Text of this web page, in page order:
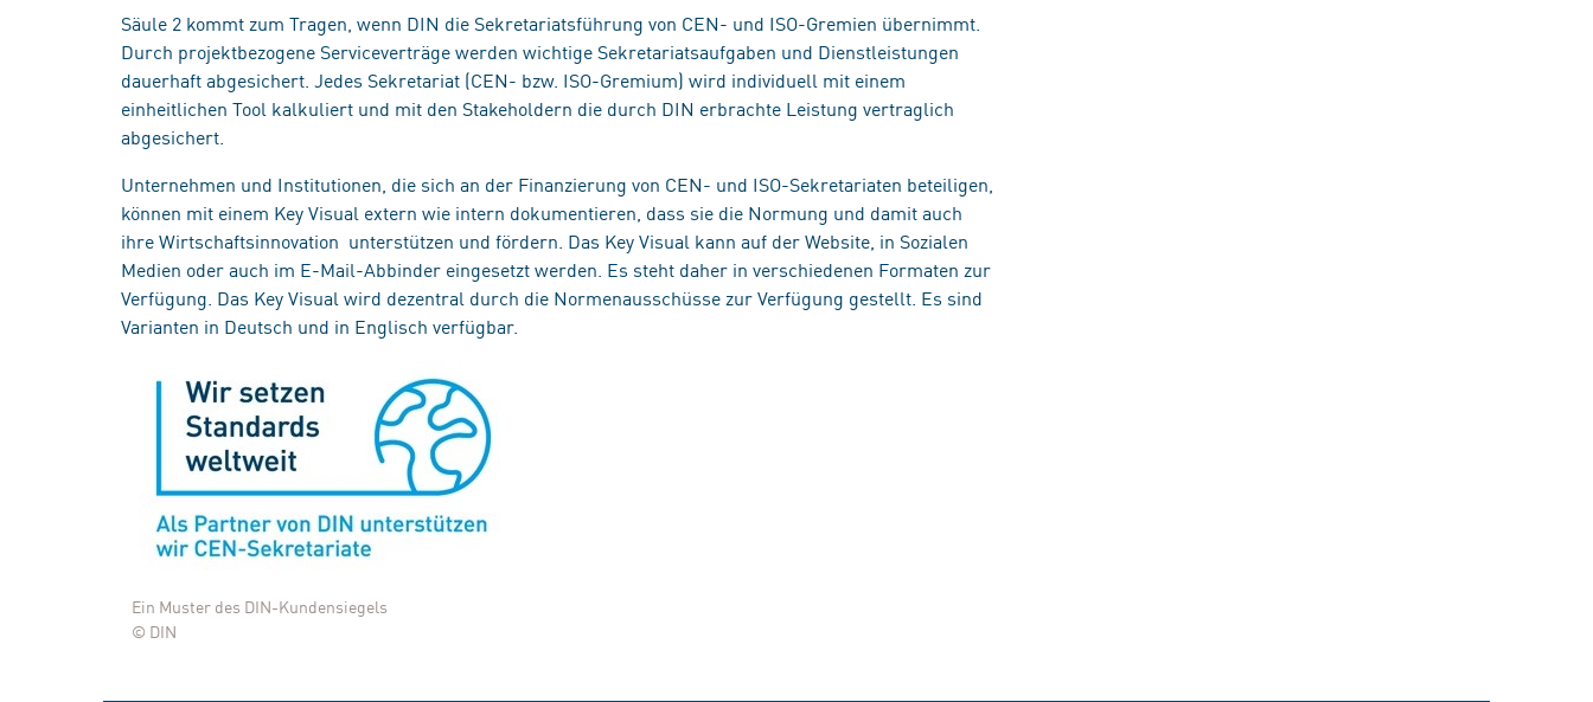
Säule 2 kommt zum Tragen, wenn DIN die Sekretariatsführung von CEN- und ISO-Gremien übernimmt.
Durch projektbezogene Serviceverträge werden wichtige Sekretariatsaufgaben und Dienstleistungen
dauerhaft abgesichert. Jedes Sekretariat (CEN- bzw. ISO-Gremium) wird individuell mit einem
einheitlichen Tool kalkuliert und mit den Stakeholdern die durch DIN erbrachte Leistung vertraglich
abgesichert.
Unternehmen und Institutionen, die sich an der Finanzierung von CEN- und ISO-Sekretariaten beteiligen,
können mit einem Key Visual extern wie intern dokumentieren, dass sie die Normung und damit auch
ihre Wirtschaftsinnovation unterstützen und fördern. Das Key Visual kann auf der Website, in Sozialen
Medien oder auch im E-Mail-Abbinder eingesetzt werden. Es steht daher in verschiedenen Formaten zur
Verfügung. Das Key Visual wird dezentral durch die Normenausschüsse zur Verfügung gestellt. Es sind
Varianten in Deutsch und in Englisch verfügbar.
Ein Muster des DIN-Kundensiegels
© DIN